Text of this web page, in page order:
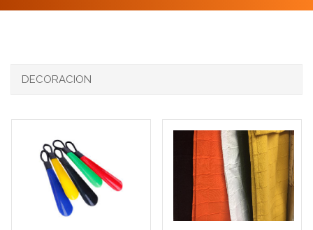
DECORACION